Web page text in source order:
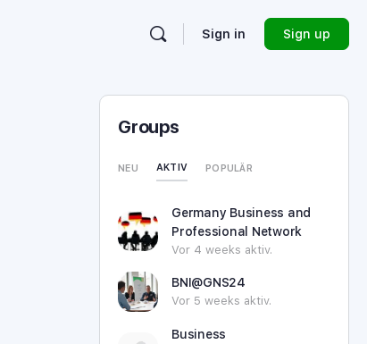
Sign in Sign up
Groups
NEU AKTIV POPULÄR
Germany Business and
Professional Network
Vor 4 weeks aktiv.
BNI@GNS24
Vor 5 weeks aktiv.
Business